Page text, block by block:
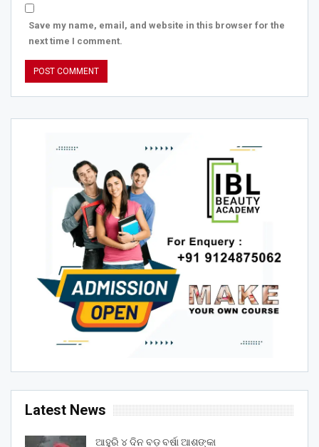
Save my name, email, and website in this browser for the
next time I comment.
Latest News
ଆହୁରି ୪ ଦିନ ବଡ଼ ବର୍ଷା ଆଶଙ୍କା